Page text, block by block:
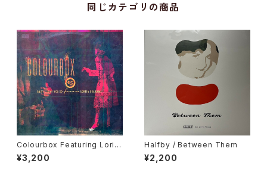
同じカテゴリの商品
Colourbox Featuring Lorita
Grahame / Baby I Love You
So
¥3,200
Halfby / Between Them
¥2,200